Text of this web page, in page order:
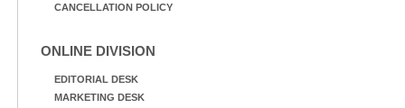
CANCELLATION POLICY
ONLINE DIVISION
EDITORIAL DESK
MARKETING DESK